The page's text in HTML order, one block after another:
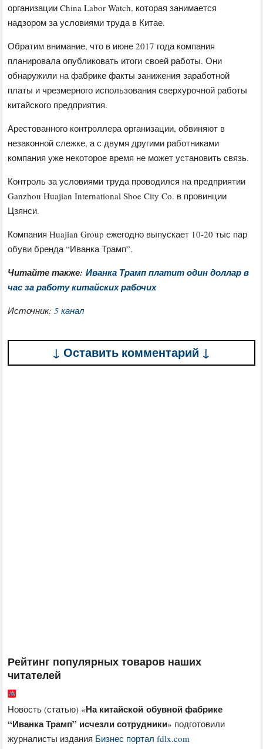
организации China Labor Watch, которая занимается
надзором за условиями труда в Китае.
Обратим внимание, что в июне 2017 года компания
планировала опубликовать итоги своей работы. Они
обнаружили на фабрике факты занижения заработной
платы и чрезмерного использования сверхурочной работы
китайского предприятия.
Арестованного контроллера организации, обвиняют в
незаконной слежке, а с двумя другими работниками
компания уже некоторое время не может установить связь.
Контроль за условиями труда проводился на предприятии
Ganzhou Huajian International Shoe City Co. в провинции
Цзянси.
Компания Huajian Group ежегодно выпускает 10-20 тыс пар
обуви бренда “Иванка Трамп”.
Читайте также:Иванка Трамп платит один доллар в
час за работу китайских рабочих
Источник:5 канал
↓ Оставить комментарий ↓
Рейтинг популярных товаров наших
читателей
Новость (статью) «На китайской обувной фабрике
“Иванка Трамп” исчезли сотрудники» подготовили
журналисты издания Бизнес портал fdlx.com